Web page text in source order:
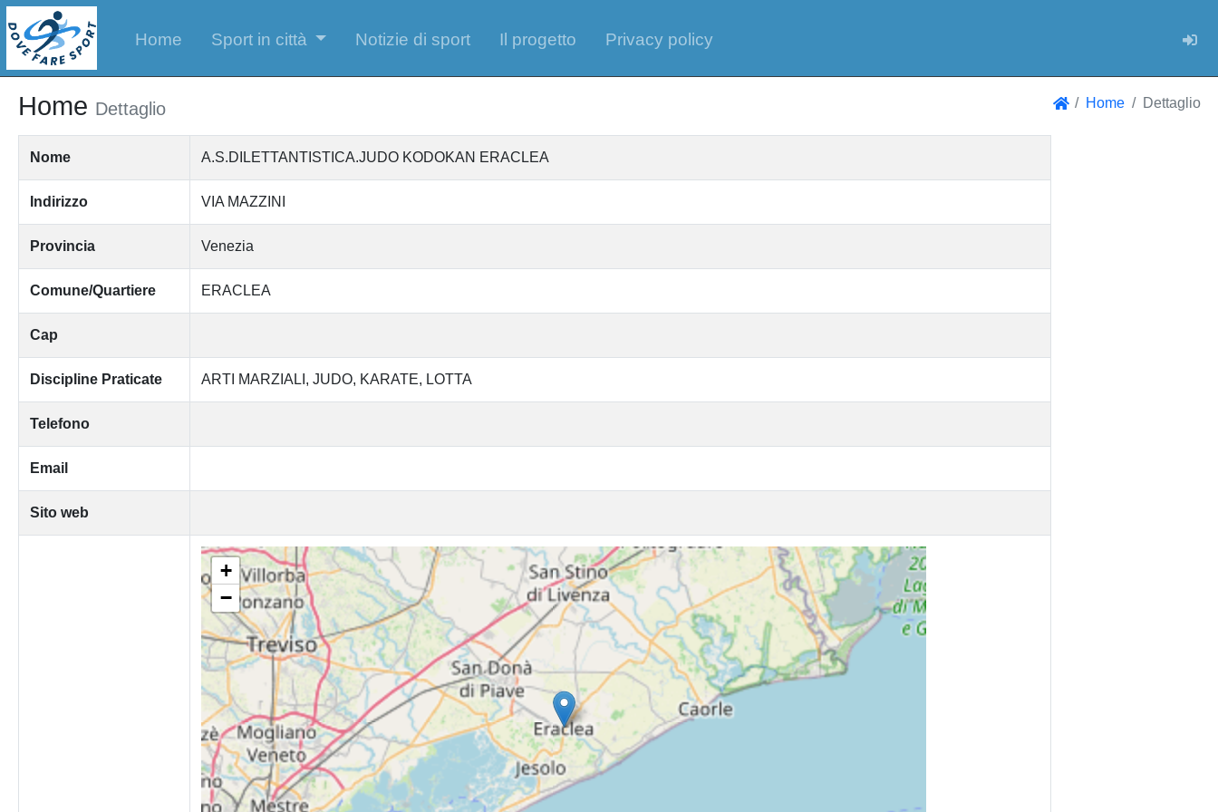
Home Sport in città Notizie di sport Il progetto Privacy policy
Home Dettaglio Home Dettaglio
Nome A.S.DILETTANTISTICA.JUDO KODOKAN ERACLEA
Indirizzo VIA MAZZINI
Provincia Venezia
Comune/Quartiere ERACLEA
Cap
Discipline Praticate ARTI MARZIALI JUDO KARATE LOTTA
Telefono
Email
Sito web
+
−